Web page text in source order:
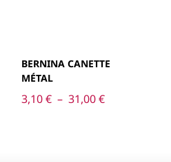
BERNINA CANETTE
MÉTAL
3,10€ – 31,00€Plage